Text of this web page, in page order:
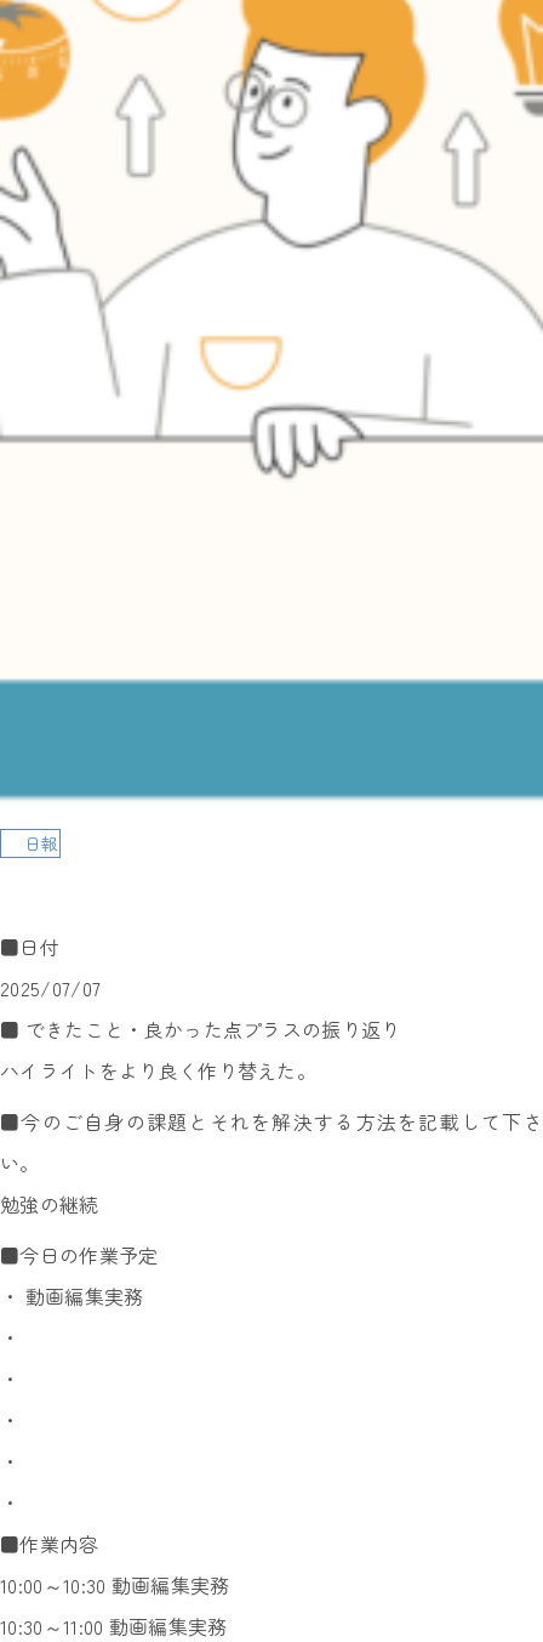
日報
■日付
2025/07/07
■ できたこと・良かった点プラスの振り返り
ハイライトをより良く作り替えた。
■今のご自身の課題とそれを解決する方法を記載して下さ
い。
勉強の継続
■今日の作業予定
・ 動画編集実務
・
・
・
・
・
■作業内容
10:00～10:30 動画編集実務
10:30～11:00 動画編集実務